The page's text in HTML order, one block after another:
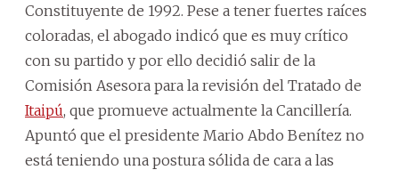
Constituyente de 1992. Pese a tener fuertes raíces
coloradas, el abogado indicó que es muy crítico
con su partido y por ello decidió salir de la
Comisión Asesora para la revisión del Tratado de
Itaipú, que promueve actualmente la Cancillería.
Apuntó que el presidente Mario Abdo Benítez no
está teniendo una postura sólida de cara a las